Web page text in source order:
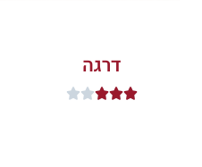
דרגה




